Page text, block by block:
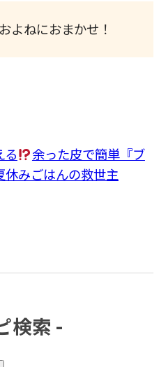
よねにおまかせ！
る
余った皮で簡単『ブ
休みごはんの救世主
検索 -